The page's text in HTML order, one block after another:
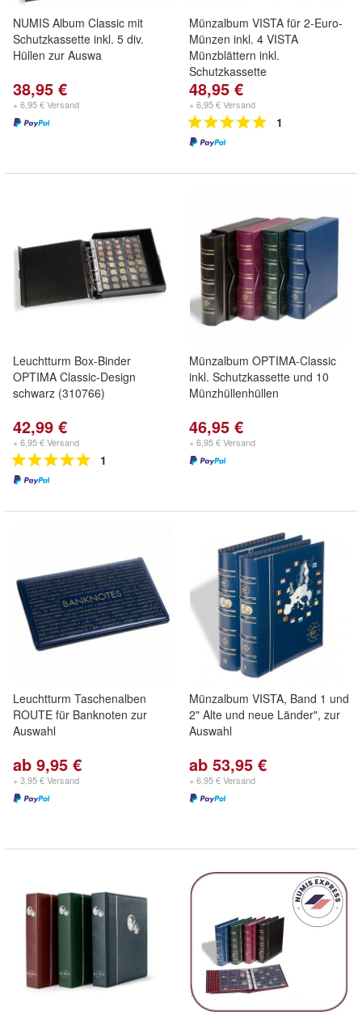
NUMIS Album Classic mit
Schutzkassette inkl. 5 div.
Hüllen zur Auswa
38,95 €
+ 6,95 € Versand
Münzalbum VISTA für 2-Euro-
Münzen inkl. 4 VISTA
Münzblättern inkl.
Schutzkassette
48,95 €
+ 6,95 € Versand
1
Leuchtturm Box-Binder
OPTIMA Classic-Design
schwarz (310766)
42,99 €
+ 6,95 € Versand
1
Münzalbum OPTIMA-Classic
inkl. Schutzkassette und 10
Münzhüllenhüllen
46,95 €
+ 6,95 € Versand
Leuchtturm Taschenalben
ROUTE für Banknoten zur
Auswahl
ab 9,95 €
+ 3,95 € Versand
Münzalbum VISTA, Band 1 und
2" Alte und neue Länder", zur
Auswahl
ab 53,95 €
+ 6,95 € Versand